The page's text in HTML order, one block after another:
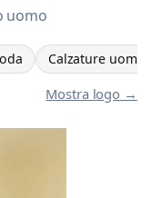
uomo
Calzature uomo
Mostra logo →